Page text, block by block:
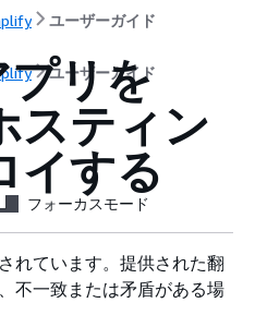
ユーザーガイド
ユーザーガイド
リを
ティン
イする
フォーカスモード
れています。提供された翻
不一致または矛盾がある場